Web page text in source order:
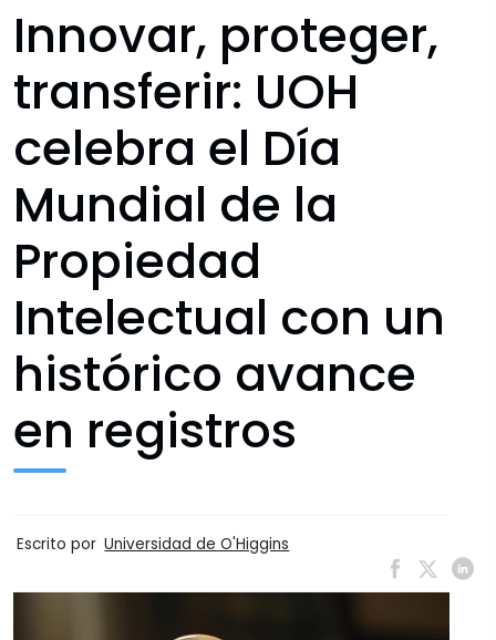
Innovar, proteger,
transferir: UOH
celebra el Día
Mundial de la
Propiedad
Intelectual con un
histórico avance
en registros
Escrito por Universidad de O'Higgins